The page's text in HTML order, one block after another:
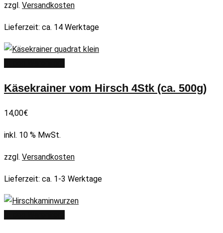
zzgl. Versandkosten
Lieferzeit: ca. 14 Werktage
Käsekrainer vom Hirsch 4Stk (ca. 500g)
14,00€
inkl. 10 % MwSt.
zzgl. Versandkosten
Lieferzeit: ca. 1-3 Werktage